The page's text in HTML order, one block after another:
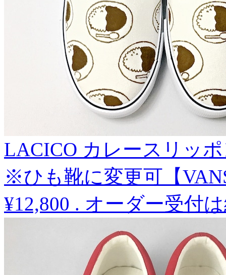
LACICO カレースリッ
※ひも靴に変更可【
¥12,800 . オーダー受付